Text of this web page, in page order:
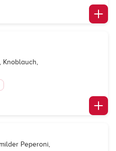
Knoblauch,
Peperoni,